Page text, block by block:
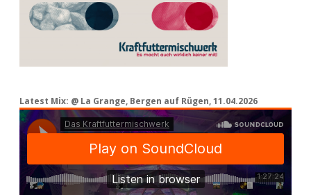
Latest Mix: @ La Grange, Bergen auf Rügen, 11.04.2026